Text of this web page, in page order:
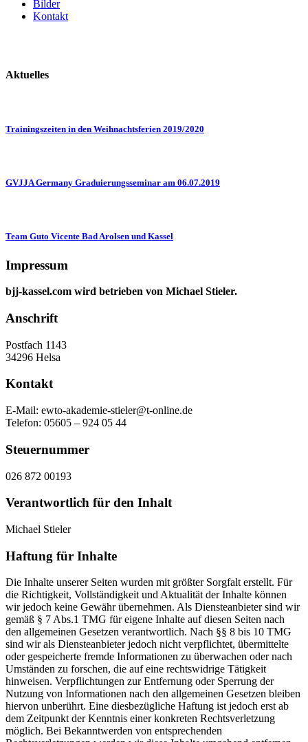
Bilder
Kontakt
Aktuelles
Trainingszeiten in den Weihnachtsferien 2019/2020
GVJJA Germany Graduierungsseminar am 06.07.2019
Team Guto Vicente Bad Arolsen und Kassel
Impressum
bjj-kassel.com wird betrieben von Michael Stieler.
Anschrift
Postfach 1143
34296 Helsa
Kontakt
E-Mail: ewto-akademie-stieler@t-online.de
Telefon: 05605 – 924 05 44
Steuernummer
026 872 00193
Verantwortlich für den Inhalt
Michael Stieler
Haftung für Inhalte
Die Inhalte unserer Seiten wurden mit größter Sorgfalt erstellt. Für
die Richtigkeit, Vollständigkeit und Aktualität der Inhalte können
wir jedoch keine Gewähr übernehmen. Als Diensteanbieter sind wir
gemäß § 7 Abs.1 TMG für eigene Inhalte auf diesen Seiten nach
den allgemeinen Gesetzen verantwortlich. Nach §§ 8 bis 10 TMG
sind wir als Diensteanbieter jedoch nicht verpflichtet, übermittelte
oder gespeicherte fremde Informationen zu überwachen oder nach
Umständen zu forschen, die auf eine rechtswidrige Tätigkeit
hinweisen. Verpflichtungen zur Entfernung oder Sperrung der
Nutzung von Informationen nach den allgemeinen Gesetzen bleiben
hiervon unberührt. Eine diesbezügliche Haftung ist jedoch erst ab
dem Zeitpunkt der Kenntnis einer konkreten Rechtsverletzung
möglich. Bei Bekanntwerden von entsprechenden